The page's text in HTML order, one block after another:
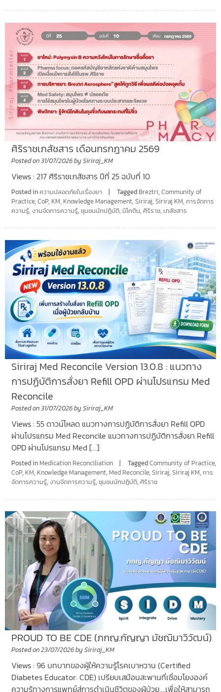
ศิริราชเภสัชสาร เดือนกรกฎาคม 2569
Posted on31/07/2026by Siriraj_KM
Views : 217 ศิริราชเภสัชสาร ปีที่ 25 ฉบับที่ 10
Posted in ความปลอดภัยในเรื่องยา Tagged Breztri, Community of
Practice, CoP, KM, Knowledge Management, Siriraj, Siriraj KM, การจัดการ
ความรู้, งานจัดการความรู้, ชุมชนนักปฏิบัติ, นิโคติน, ศิริราช, เภสัชสาร
Siriraj Med Reconcile Version 13.0.8 : แนวทาง
การปฏิบัติการสั่งยา Refill OPD ผ่านโปรแกรม Med
Reconcile
Posted on31/07/2026by Siriraj_KM
Views : 55 ดาวน์โหลด แนวทางการปฏิบัติการสั่งยา Refill OPD
ผ่านโปรแกรม Med Reconcile แนวทางการปฏิบัติการสั่งยา Refill
OPD ผ่านโปรแกรม Med […]
Posted in Medication Reconciliation TaggedCommunity of Practice,
CoP, KM, Knowledge Management, Med Reconcile, Siriraj, Siriraj KM, การ
จัดการความรู้, งานจัดการความรู้, ชุมชนนักปฏิบัติ, ศิริราช
PROUD TO BE CDE (ภกญ.กัญญา มัชฌิมาวิวัฒน์)
Posted on23/07/2026by Siriraj_KM
Views : 96 บทบาทของผู้ให้ความรู้โรคเบาหวาน (Certified
Diabetes Educator: CDE) เปรียบเสมือนสะพานที่เชื่อมโยงองค์
ความรู้ทางการแพทย์สู่การดำเนินชีวิตของผู้ป่วย….เพื่อให้สามารถ